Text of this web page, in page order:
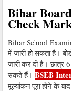
Bihar
Check
Bihar School
में जारी हो सकता है।
जारी कर दी है। छात्र
सकते हैं। BSEB
मूल्यांकन पूरा होने के